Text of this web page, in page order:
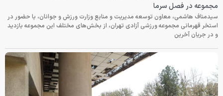
مجموعه در فصل سرما
سیدمناف هاشمی، معاون توسعه مدیریت و منابع وزارت ورزش و جوانان، با حضور در
استخر قهرمانی مجموعه ورزشی آزادی تهران، از بخش‌های مختلف این مجموعه بازدید
و در جریان آخرین